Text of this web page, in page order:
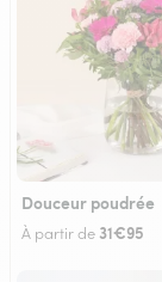
Douceur poudrée
À partir de 31€95